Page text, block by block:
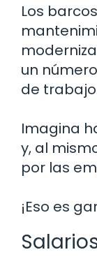
Los
un
de
Imagina
y, al
por las
¡Eso es